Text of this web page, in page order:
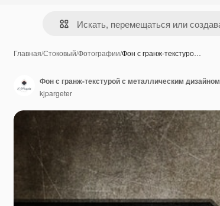
Главная/Стоковый/Фотографии/Фон с гранж-текстуро…
Фон с гранж-текстурой с металлическим дизайном
kjpargeter